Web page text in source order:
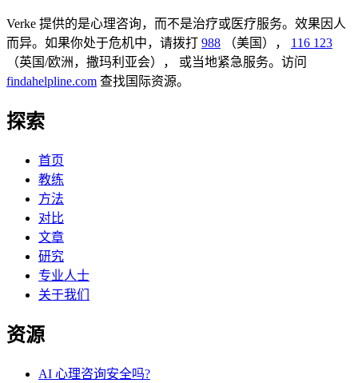
Verke 提供的是心理咨询，而不是治疗或医疗服务。效果因人
而异。如果你处于危机中，请拨打 988 （美国），
116 123
（英国/欧洲，撒玛利亚会），
或当地紧急服务。访问
findahelpline.com 查找国际资源。
探索
首页
教练
方法
对比
文章
研究
专业人士
关于我们
资源
AI 心理咨询安全吗?